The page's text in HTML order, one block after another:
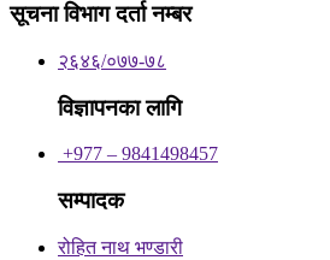
सूचना विभाग दर्ता नम्बर
२६४६/०७७-७८
विज्ञापनका लागि
+977 – 9841498457
सम्पादक
रोहित नाथ भण्डारी